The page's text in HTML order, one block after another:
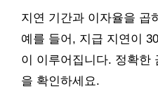
지연 기간과 이자율을 곱
예를 들어, 지급 지연이
이 이루어집니다. 정확한
을 확인하세요.